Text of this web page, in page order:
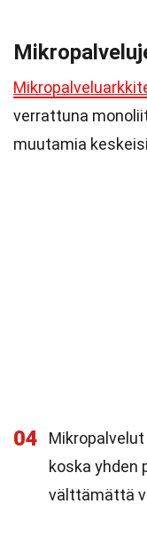
verrattuna
muutamia
04
koska yhden
välttämättä